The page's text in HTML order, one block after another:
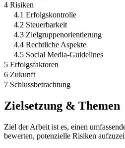
4 Risiken
4.1 Erfolgskontrolle
4.2 Steuerbarkeit
4.3 Zielgruppenorientierung
4.4 Rechtliche Aspekte
4.5 Social Media-Guidelines
5 Erfolgsfaktoren
6 Zukunft
7 Schlussbetrachtung
Zielsetzung & Themen
Ziel der Arbeit ist es, einen
bewerten, potenzielle Risiken